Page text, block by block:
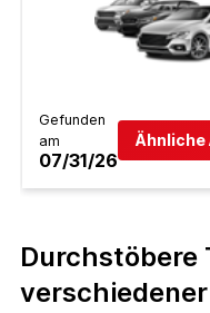
Gefunden
am
07/31/26
Ähnliche
Durchstöbere